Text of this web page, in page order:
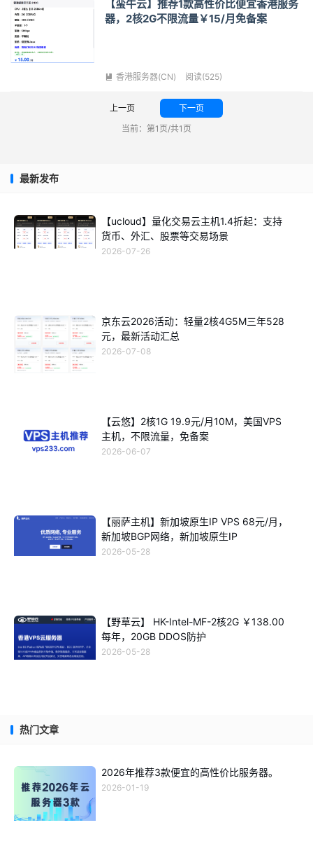
【蛮牛云】推荐1款高性价比便宜香港服务
器，2核2G不限流量￥15/月免备案
 香港服务器(CN) 阅读(525)
上一页
下一页
当前：第1页/共1页
最新发布
【ucloud】量化交易云主机1.4折起：支持
货币、外汇、股票等交易场景
2026-07-26
京东云2026活动：轻量2核4G5M三年528
元，最新活动汇总
2026-07-08
【云悠】2核1G 19.9元/月10M，美国VPS
主机，不限流量，免备案
2026-06-07
【丽萨主机】新加坡原生IP VPS 68元/月，
新加坡BGP网络，新加坡原生IP
2026-05-28
【野草云】 HK-Intel-MF-2核2G ￥138.00
每年，20GB DDOS防护
2026-05-28
热门文章
2026年推荐3款便宜的高性价比服务器。
2026-01-19